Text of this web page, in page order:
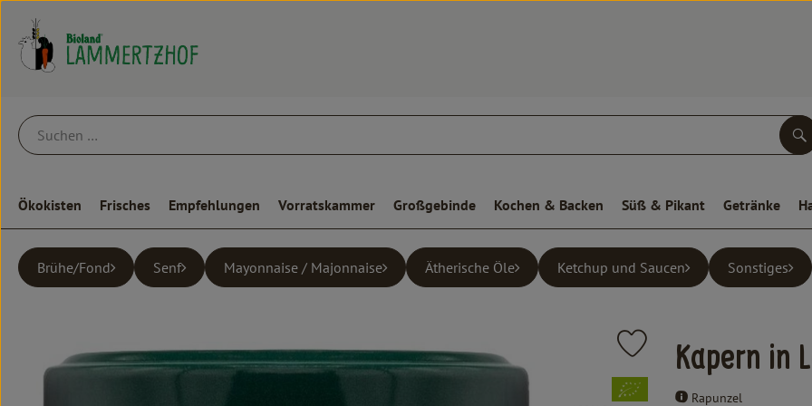
Ökokisten Frisches Empfehlungen Vorratskammer Großgebinde Kochen & Backen Süß & Pikant Getränke
Brühe/Fond Senf Mayonnaise / Majonnaise Ätherische Öle Ketchup und Saucen Sonstiges
Kapern in
Rapunzel
Produkt zu Favouriten hinzufügen
, Verband: